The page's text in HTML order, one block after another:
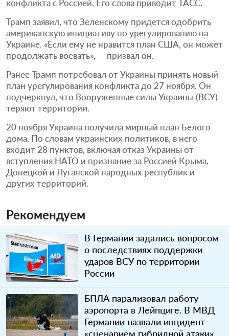
конфликта с Россией. Его слова приводит ТАСС.
Трамп заявил, что Зеленскому придется одобрить
американскую инициативу по урегулированию на
Украине. «Если ему не нравится план США, он может
продолжать воевать», — призвал он.
Ранее Трамп потребовал от Украины принять новый
план урегулирования конфликта до 27 ноября. Он
подчеркнул, что Вооруженные силы Украины (ВСУ)
теряют территории.
20 ноября Украина получила мирный план Белого
дома. По словам украинских политиков, в него
входит 28 пунктов, включая отказ Украины от
вступления НАТО и признание за Россией Крыма,
Донецкой и Луганской народных республик и
других территорий.
Рекомендуем
В Германии задались вопросом
о последствиях поддержки
ударов ВСУ по территории
России
БПЛА парализовал работу
аэропорта в Лейпциге. В МВД
Германии назвали инцидент
«сценарием гибридной атаки»